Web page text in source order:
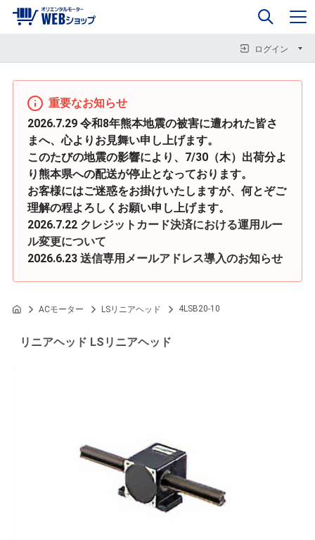
企業情報
ログイン
カート 0
重要なお知らせ
2026.7.29 令和8年熊本地震の被害に遭われた皆さ
まへ、心よりお見舞い申し上げます。
このたびの地震の影響により、7/30（木）出荷分よ
り熊本県への配送が停止となっております。
お客様にはご迷惑をお掛けいたしますが、何とぞご
理解の程よろしくお願い申し上げます。
2026.7.22 クレジットカード決済における運用ルー
ル変更について
2026.6.23 送信専用メールアドレス導入のお知らせ
ACモーター LSリニアヘッド 4LSB20-10
リニアヘッド LSリニアヘッド